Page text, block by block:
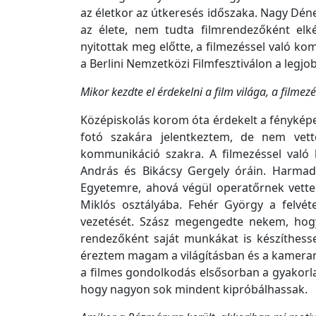
az életkor az útkeresés időszaka. Nagy
az élete, nem tudta filmrendezőként
nyitottak meg előtte, a filmezéssel való
a Berlini Nemzetközi Filmfesztiválon a
Mikor kezdte el érdekelni a film világa, a
Középiskolás korom óta érdekelt a
fotó szakára jelentkeztem, de nem
kommunikáció szakra. A filmezéssel
András és Bikácsy Gergely óráin.
Egyetemre, ahová végül operatőrnek
Miklós osztályába. Fehér György a
vezetését. Szász megengedte nekem,
rendezőként saját munkákat is
éreztem magam a világításban és a
a filmes gondolkodás elsősorban a
hogy nagyon sok mindent kipróbálhassak.